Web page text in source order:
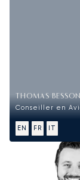
THOMAS BESSON
Conseiller en
EN FR IT